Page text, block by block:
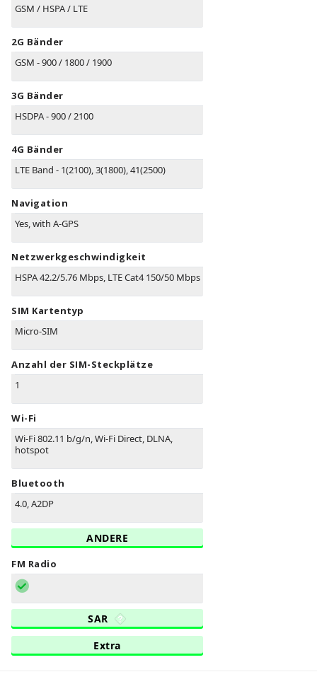
GSM / HSPA / LTE
2G Bänder
GSM - 900 / 1800 / 1900
3G Bänder
HSDPA - 900 / 2100
4G Bänder
LTE Band - 1(2100), 3(1800), 41(2500)
Navigation
Yes, with A-GPS
Netzwerkgeschwindigkeit
HSPA 42.2/5.76 Mbps, LTE Cat4 150/50 Mbps
SIM Kartentyp
Micro-SIM
Anzahl der SIM-Steckplätze
1
Wi-Fi
Wi-Fi 802.11 b/g/n, Wi-Fi Direct, DLNA,
hotspot
Bluetooth
4.0, A2DP
ANDERE
FM Radio
SAR
Extra